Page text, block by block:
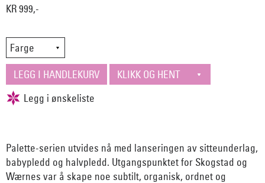
KR 999,-
Palette-serien utvides nå med lanseringen av sitteunderlag,
babypledd og halvpledd. Utgangspunktet for Skogstad og
Wærnes var å skape noe subtilt, organisk, ordnet og